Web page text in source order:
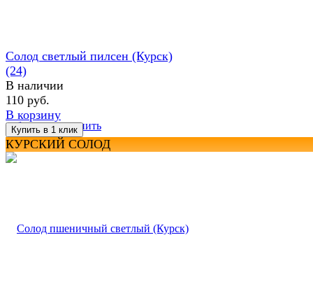
избранное сравнить
Солод светлый пилсен (Курск)
(24)
В наличии
110 руб.
В корзину
КУРСКИЙ СОЛОД